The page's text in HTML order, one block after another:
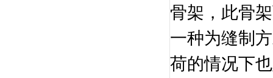
骨架，此骨
一种为缝制
荷的情况下